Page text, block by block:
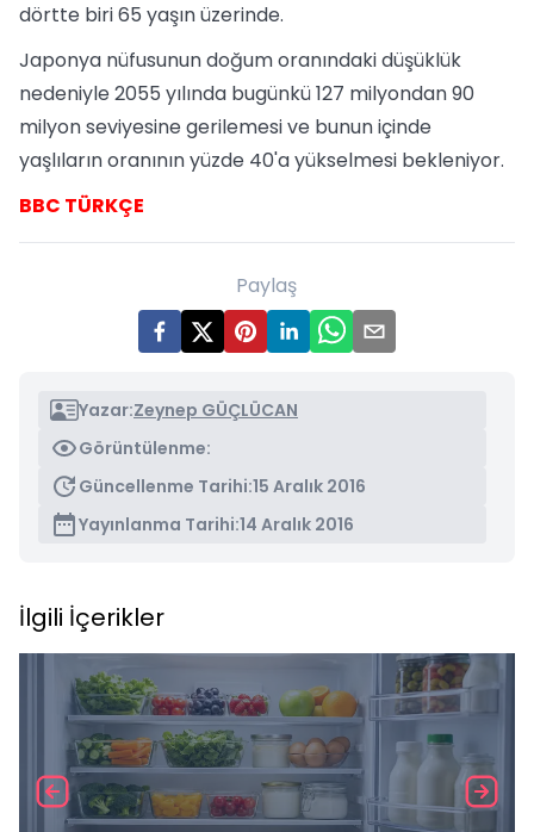
dörtte biri 65 yaşın üzerinde.
Japonya nüfusunun doğum oranındaki düşüklük
nedeniyle 2055 yılında bugünkü 127 milyondan 90
milyon seviyesine gerilemesi ve bunun içinde
yaşlıların oranının yüzde 40'a yükselmesi bekleniyor.
BBC TÜRKÇE
Paylaş
Yazar:Zeynep GÜÇLÜCAN
Görüntülenme:
Güncellenme Tarihi:15 Aralık 2016
Yayınlanma Tarihi:14 Aralık 2016
İlgili İçerikler